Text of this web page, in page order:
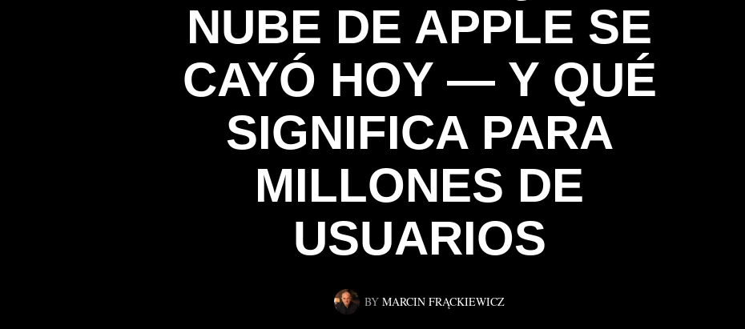
NUBE DE APPLE SE
CAYÓ HOY — Y QUÉ
SIGNIFICA PARA
MILLONES DE
USUARIOS
BY MARCIN FRĄCKIEWICZ